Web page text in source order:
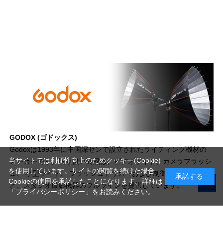
GODOX (ゴドックス)
Godoxは1993年に中国深センで設立されたライティング機材の
メーカーです。取り扱い商品は、ビデオライト、カメラフラッシ
ュ、 小型ライト、 フラッシュトリガーおよび制御システムな
ど、スタジオ撮影機器のフルラインを提供しています。
当サイトでは利便性向上のためクッキー(Cookie)
を使用しています。サイトの閲覧を続けた場合
Cookieの使用を承諾したことになります。詳細は
「プライバシーポリシー」 をお読みください。
承諾する